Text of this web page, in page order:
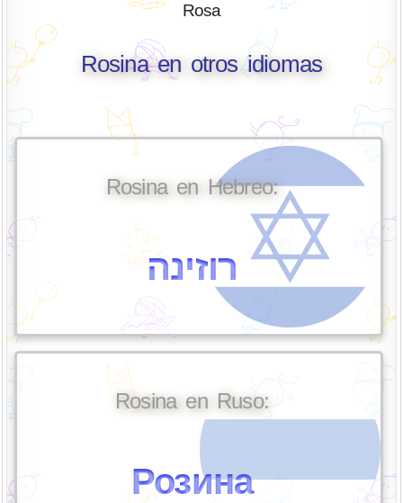
Rosa
Rosina en otros idiomas
Rosina en Hebreo:
רוזינה
Rosina en Ruso:
Розина